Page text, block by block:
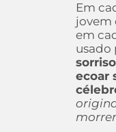
Em
jovem
em
usado
ecoar